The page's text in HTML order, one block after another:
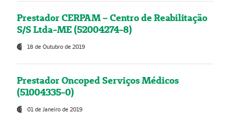
Prestador CERPAM – Centro de Reabilitação
S/S Ltda-ME (52004274-8)
18 de Outubro de 2019
Prestador Oncoped Serviços Médicos
(51004335-0)
01 de Janeiro de 2019